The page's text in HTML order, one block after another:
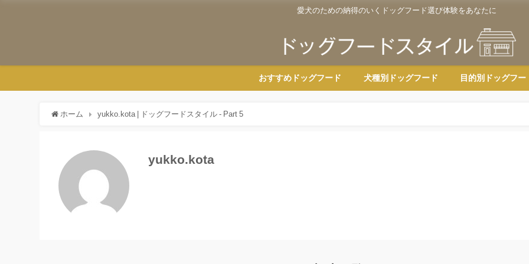
愛犬のための納得のいくドッグフード選び体験をあなたに
おすすめドッグフード 犬種別ドッグフード 目的別ドッグフー
ホーム yukko.kota | ドッグフードスタイル - Part 5
yukko.kota